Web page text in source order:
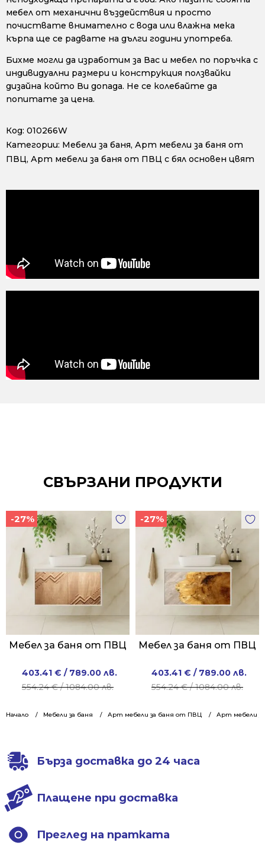
Начало Мебели за баня Арт мебели за баня от ПВЦ Арт мебели
мебел от механични въздействия и просто
почиствате внимателно с вода или влажна мека
кърпа ще се радвате на дълги години употреба.
Бихме могли да изработим за Вас и мебел по поръчка с
индивидуални размери и конструкция ползвайки
дизайна който Ви допада. Не се колебайте да
попитате за цена.
Код: 010266W
Категории: Мебели за баня, Арт мебели за баня от
ПВЦ, Арт мебели за баня от ПВЦ с бял основен цвят
СВЪРЗАНИ ПРОДУКТИ
-27%
Мебел за баня от ПВЦ
554.24€/ 1084.00 лв.
Original
price
554.24 €
403.41 € / 789.00 лв.
Current
price
403.41 €
-27%
Мебел за баня от ПВЦ
554.24€/ 1084.00 лв.
Original
price
554.24 €
403.41 € / 789.00 лв.
Current
price
403.41 €
Бърза доставка до 24 часа
Плащене при доставка
Преглед на пратката